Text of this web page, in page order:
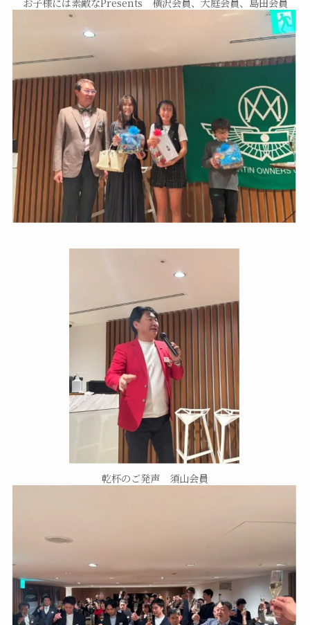
お子様には素敵なPresents 横沢会員、大庭会員、島田会員
乾杯のご発声 須山会員